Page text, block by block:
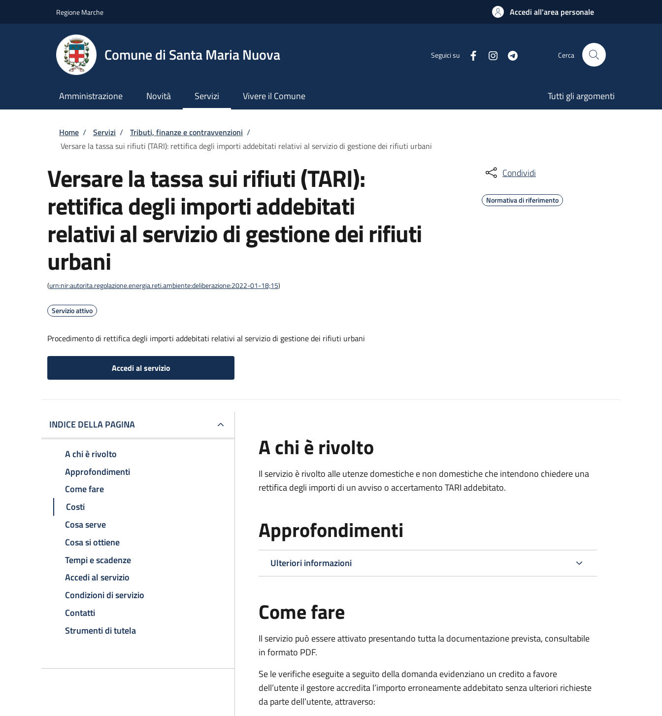
Regione Marche Accedi all'area personale
Comune di Santa Maria Nuova Seguici su Cerca
Amministrazione Novità Servizi Vivere il Comune Tutti gli argomenti
Briciole di pane
Home / Servizi / Tributi, finanze e contravvenzioni /
Versare la tassa sui rifiuti (TARI): rettifica degli importi addebitati relativi al servizio di gestione dei rifiuti urbani
Versare la tassa sui rifiuti (TARI):
rettifica degli importi addebitati
relativi al servizio di gestione dei rifiuti
urbani
(urn:nir:autorita.regolazione.energia.reti.ambiente:deliberazione:2022-01-18;15)
Servizio attivo
Procedimento di rettifica degli importi addebitati relativi al servizio di gestione dei rifiuti urbani
Accedi al servizio
Condividi
Normativa di riferimento
INDICE DELLA PAGINA
A chi è rivolto
Approfondimenti
Come fare
Costi
Cosa serve
Cosa si ottiene
Tempi e scadenze
Accedi al servizio
Condizioni di servizio
Contatti
Strumenti di tutela
A chi è rivolto
Il servizio è rivolto alle utenze domestiche e non domestiche che intendono chiedere una
rettifica degli importi di un avviso o accertamento TARI addebitato.
Approfondimenti
Ulteriori informazioni
Come fare
Il servizio può essere attivato presentando tutta la documentazione prevista, consultabile
in formato PDF.
Se le verifiche eseguite a seguito della domanda evidenziano un credito a favore
dell’utente il gestore accredita l’importo erroneamente addebitato senza ulteriori richieste
da parte dell’utente, attraverso: